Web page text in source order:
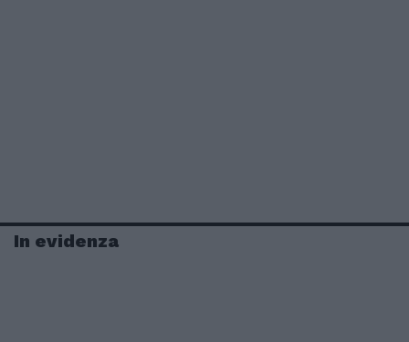
In evidenza